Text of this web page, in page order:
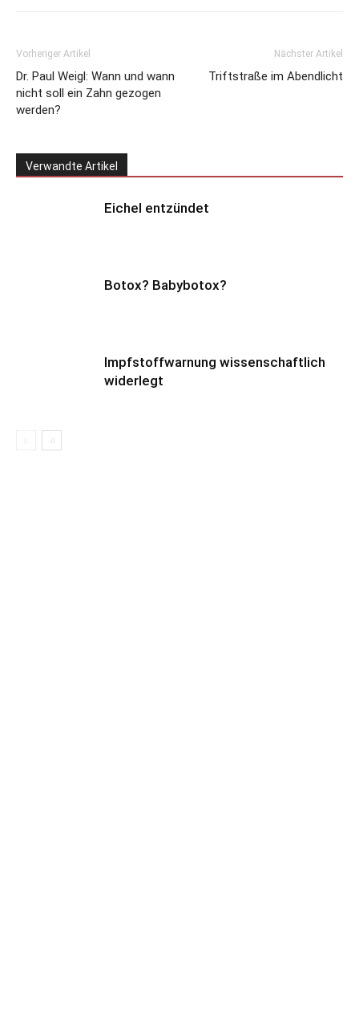
Vorheriger Artikel
Dr. Paul Weigl: Wann und wann
nicht soll ein Zahn gezogen
werden?
Nächster Artikel
Triftstraße im Abendlicht
Verwandte Artikel
Eichel entzündet
Botox? Babybotox?
Impfstoffwarnung wissenschaftlich
widerlegt